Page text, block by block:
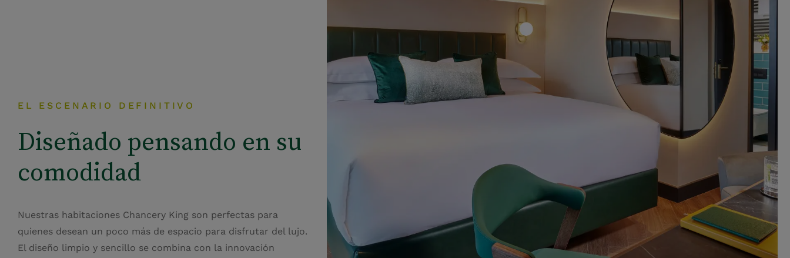
EL ESCENARIO DEFINITIVO
Diseñado pensando en su
comodidad
Nuestras habitaciones Chancery King son perfectas para
quienes desean un poco más de espacio para disfrutar del lujo.
El diseño limpio y sencillo se combina con la innovación